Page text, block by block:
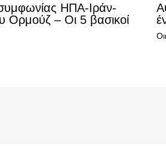
ΗΠΑ-Ιράν-
Ορμούζ – Οι 5 βασικοί